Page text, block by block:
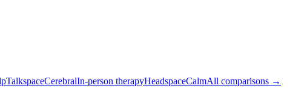
TalkspaceCerebralIn-person therapyHeadspaceCalmAll comparisons →